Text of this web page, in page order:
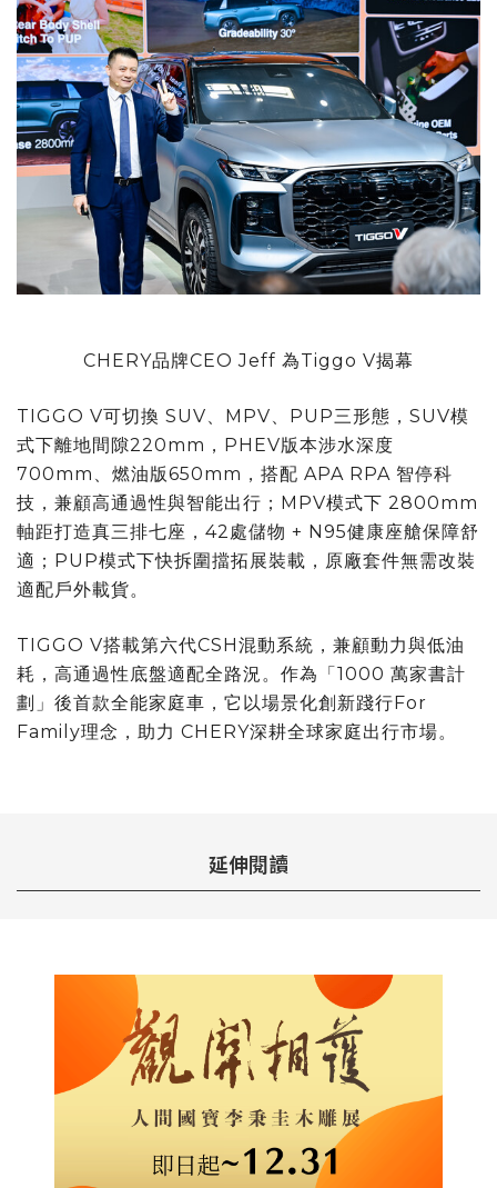
CHERY品牌CEO Jeff 為Tiggo V揭幕
TIGGO V可切換 SUV、MPV、PUP三形態，SUV模
式下離地間隙220mm，PHEV版本涉水深度
700mm、燃油版650mm，搭配 APA RPA 智停科
技，兼顧高通過性與智能出行；MPV模式下 2800mm
軸距打造真三排七座，42處儲物 + N95健康座艙保障舒
適；PUP模式下快拆圍擋拓展裝載，原廠套件無需改裝
適配戶外載貨。
TIGGO V搭載第六代CSH混動系統，兼顧動力與低油
耗，高通過性底盤適配全路況。作為「1000 萬家書計
劃」後首款全能家庭車，它以場景化創新踐行For
Family理念，助力 CHERY深耕全球家庭出行市場。
延伸閱讀